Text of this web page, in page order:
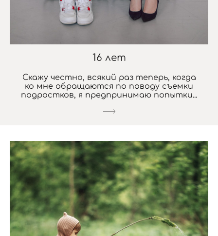
16 лет
Скажу честно, всякий раз теперь, когда
ко мне обращаются по поводу съемки
подростков, я предпринимаю попытки...